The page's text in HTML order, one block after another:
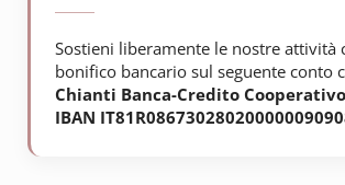
Sostieni liberamente le nostre attività
bonifico bancario sul seguente conto
Chianti Banca-Credito Cooperativo
IBAN